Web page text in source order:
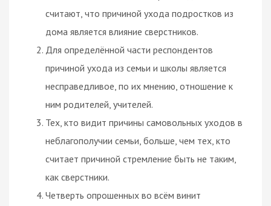
считают, что причиной ухода подростков из
дома является влияние сверстников.
Для определённой части респондентов
причиной ухода из семьи и школы является
несправедливое, по их мнению, отношение к
ним родителей, учителей.
Тех, кто видит причины самовольных уходов в
неблагополучии семьи, больше, чем тех, кто
считает причиной стремление быть не таким,
как сверстники.
Четверть опрошенных во всём винит